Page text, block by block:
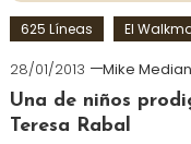
625 Líneas El
28/01/2013
Mike
Una de niños
Teresa Rabal